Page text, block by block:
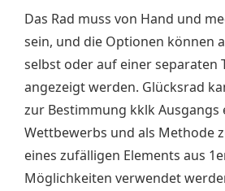
Das Rad muss von Hand und
sein, und die Optionen können
selbst oder auf einer separaten
angezeigt werden. Glücksrad
zur Bestimmung kklk Ausgangs
Wettbewerbs und als Methode
eines zufälligen Elements aus
Möglichkeiten verwendet